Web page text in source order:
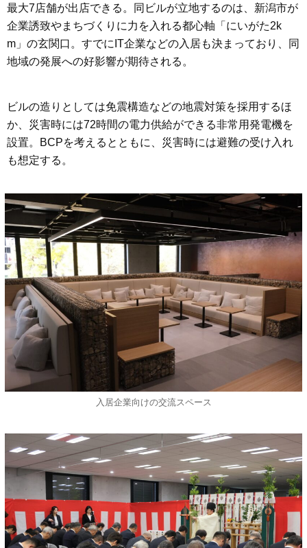
最大7店舗が出店できる。同ビルが立地するのは、新潟市が
企業誘致やまちづくりに力を入れる都心軸「にいがた2k
m」の玄関口。すでにIT企業などの入居も決まっており、同
地域の発展への好影響が期待される。
ビルの造りとしては免震構造などの地震対策を採用するほ
か、災害時には72時間の電力供給ができる非常用発電機を
設置。BCPを考えるとともに、災害時には避難の受け入れ
も想定する。
入居企業向けの交流スペース